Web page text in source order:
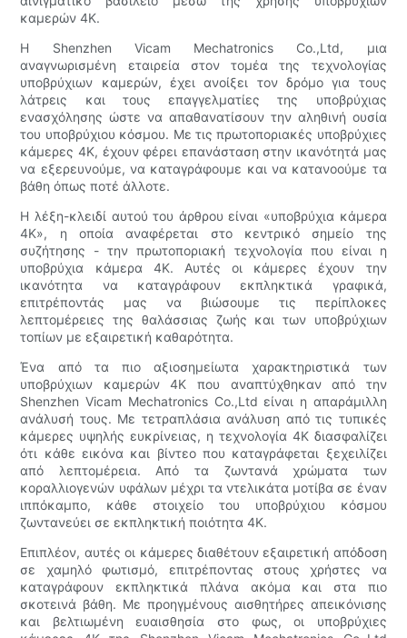
καμερών 4K.
Η Shenzhen Vicam Mechatronics Co.,Ltd, μια
αναγνωρισμένη εταιρεία στον τομέα της τεχνολογίας
υποβρύχιων καμερών, έχει ανοίξει τον δρόμο για τους
λάτρεις και τους επαγγελματίες της υποβρύχιας
ενασχόλησης ώστε να απαθανατίσουν την αληθινή ουσία
του υποβρύχιου κόσμου. Με τις πρωτοποριακές υποβρύχιες
κάμερες 4K, έχουν φέρει επανάσταση στην ικανότητά μας
να εξερευνούμε, να καταγράφουμε και να κατανοούμε τα
βάθη όπως ποτέ άλλοτε.
Η λέξη-κλειδί αυτού του άρθρου είναι «υποβρύχια κάμερα
4K», η οποία αναφέρεται στο κεντρικό σημείο της
συζήτησης - την πρωτοποριακή τεχνολογία που είναι η
υποβρύχια κάμερα 4K. Αυτές οι κάμερες έχουν την
ικανότητα να καταγράφουν εκπληκτικά γραφικά,
επιτρέποντάς μας να βιώσουμε τις περίπλοκες
λεπτομέρειες της θαλάσσιας ζωής και των υποβρύχιων
τοπίων με εξαιρετική καθαρότητα.
Ένα από τα πιο αξιοσημείωτα χαρακτηριστικά των
υποβρύχιων καμερών 4K που αναπτύχθηκαν από την
Shenzhen Vicam Mechatronics Co.,Ltd είναι η απαράμιλλη
ανάλυσή τους. Με τετραπλάσια ανάλυση από τις τυπικές
κάμερες υψηλής ευκρίνειας, η τεχνολογία 4K διασφαλίζει
ότι κάθε εικόνα και βίντεο που καταγράφεται ξεχειλίζει
από λεπτομέρεια. Από τα ζωντανά χρώματα των
κοραλλιογενών υφάλων μέχρι τα ντελικάτα μοτίβα σε έναν
ιππόκαμπο, κάθε στοιχείο του υποβρύχιου κόσμου
ζωντανεύει σε εκπληκτική ποιότητα 4K.
Επιπλέον, αυτές οι κάμερες διαθέτουν εξαιρετική απόδοση
σε χαμηλό φωτισμό, επιτρέποντας στους χρήστες να
καταγράφουν εκπληκτικά πλάνα ακόμα και στα πιο
σκοτεινά βάθη. Με προηγμένους αισθητήρες απεικόνισης
και βελτιωμένη ευαισθησία στο φως, οι υποβρύχιες